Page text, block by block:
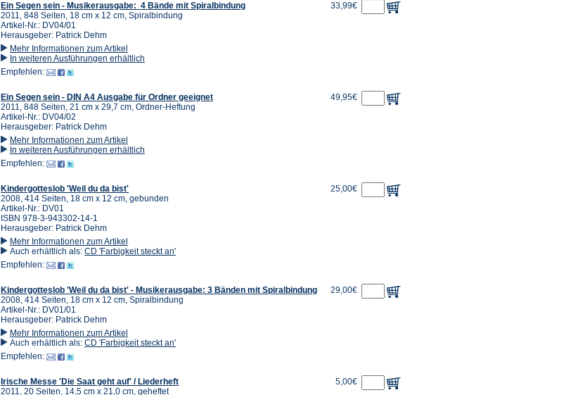
Ein Segen sein - Musikerausgabe: 4 Bände mit Spiralbindung
2011, 848 Seiten, 18 cm x 12 cm, Spiralbindung
Artikel-Nr.: DV04/01
Herausgeber: Patrick Dehm
Mehr Informationen zum Artikel
In weiteren Ausführungen erhältlich
Empfehlen:
33,99€
Ein Segen sein - DIN A4 Ausgabe für Ordner geeignet
2011, 848 Seiten, 21 cm x 29,7 cm, Ordner-Heftung
Artikel-Nr.: DV04/02
Herausgeber: Patrick Dehm
Mehr Informationen zum Artikel
In weiteren Ausführungen erhältlich
Empfehlen:
49,95€
Kindergotteslob 'Weil du da bist'
2008, 414 Seiten, 18 cm x 12 cm, gebunden
Artikel-Nr.: DV01
ISBN 978-3-943302-14-1
Herausgeber: Patrick Dehm
Mehr Informationen zum Artikel
Auch erhältlich als: CD 'Farbigkeit steckt an'
Empfehlen:
25,00€
Kindergotteslob 'Weil du da bist' - Musikerausgabe: 3 Bänden mit Spiralbindung
2008, 414 Seiten, 18 cm x 12 cm, Spiralbindung
Artikel-Nr.: DV01/01
Herausgeber: Patrick Dehm
Mehr Informationen zum Artikel
Auch erhältlich als: CD 'Farbigkeit steckt an'
Empfehlen:
29,00€
Irische Messe 'Die Saat geht auf' / Liederheft
2011, 20 Seiten, 14,5 cm x 21,0 cm, geheftet
5,00€